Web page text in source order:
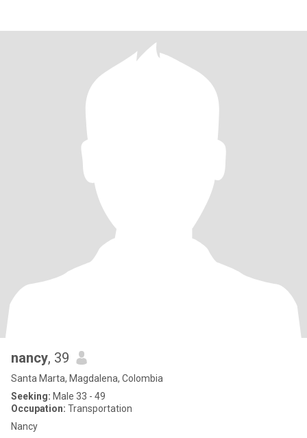
nancy, 39
Santa Marta, Magdalena, Colombia
Seeking: Male 33 - 49
Occupation: Transportation
Nancy